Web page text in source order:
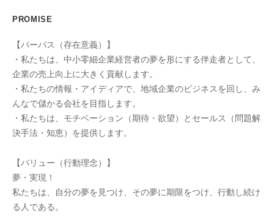
PROMISE
【パーパス（存在意義）】
・私たちは、中小零細企業経営者の夢を形にする伴走者として、
企業の売上向上に大きく貢献します。
・私たちの情報・アイディアで、地域企業のビジネスを回し、み
んなで儲かる会社を目指します。
・私たちは、モチベーション（期待・欲望）とセールス（問題解
決手法・知恵）を提供します。
【バリュー（行動理念）】
夢・実現！
私たちは、自分の夢を見つけ、その夢に期限をつけ、行動し続け
る人である。